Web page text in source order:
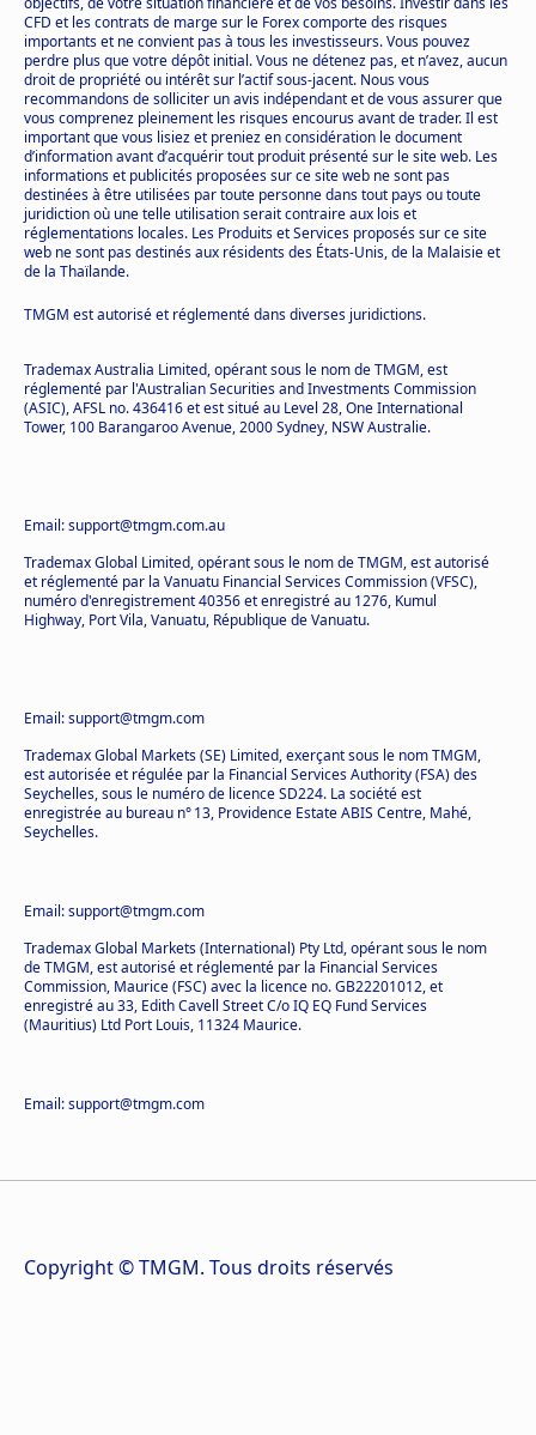
CFD et les contrats de marge sur le Forex comporte des risques
importants et ne convient pas à tous les investisseurs. Vous pouvez
perdre plus que votre dépôt initial. Vous ne détenez pas, et n’avez, aucun
droit de propriété ou intérêt sur l’actif sous-jacent. Nous vous
recommandons de solliciter un avis indépendant et de vous assurer que
vous comprenez pleinement les risques encourus avant de trader. Il est
important que vous lisiez et preniez en considération le document
d’information avant d’acquérir tout produit présenté sur le site web. Les
informations et publicités proposées sur ce site web ne sont pas
destinées à être utilisées par toute personne dans tout pays ou toute
juridiction où une telle utilisation serait contraire aux lois et
réglementations locales. Les Produits et Services proposés sur ce site
web ne sont pas destinés aux résidents des États-Unis, de la Malaisie et
de la Thaïlande.
TMGM est autorisé et réglementé dans diverses juridictions.
Trademax Australia Limited, opérant sous le nom de TMGM, est
réglementé par l'Australian Securities and Investments Commission
(ASIC), AFSL no. 436416 et est situé au Level 28, One International
Tower, 100 Barangaroo Avenue, 2000 Sydney, NSW Australie.
Email: support@tmgm.com.au
Trademax Global Limited, opérant sous le nom de TMGM, est autorisé
et réglementé par la Vanuatu Financial Services Commission (VFSC),
numéro d'enregistrement 40356 et enregistré au 1276, Kumul
Highway, Port Vila, Vanuatu, République de Vanuatu.
Email: support@tmgm.com
Trademax Global Markets (SE) Limited, exerçant sous le nom TMGM,
est autorisée et régulée par la Financial Services Authority (FSA) des
Seychelles, sous le numéro de licence SD224. La société est
enregistrée au bureau n° 13, Providence Estate ABIS Centre, Mahé,
Seychelles.
Email: support@tmgm.com
Trademax Global Markets (International) Pty Ltd, opérant sous le nom
de TMGM, est autorisé et réglementé par la Financial Services
Commission, Maurice (FSC) avec la licence no. GB22201012, et
enregistré au 33, Edith Cavell Street C/o IQ EQ Fund Services
(Mauritius) Ltd Port Louis, 11324 Maurice.
Email: support@tmgm.com
Copyright © TMGM. Tous droits réservés